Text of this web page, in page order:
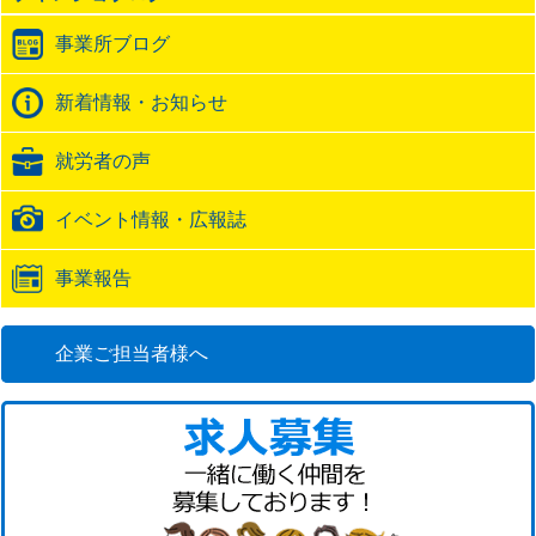
ッ
ク
バ
ッ
URL
事業所ブログ
新着情報・お知らせ
就労者の声
イベント情報・広報誌
事業報告
企業ご担当者様へ